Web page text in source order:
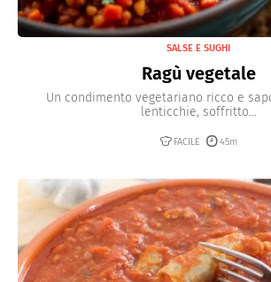
SALSE E SUGHI
Ragù vegetale
Un condimento vegetariano ricco e
lenticchie, soffritto...
FACILE 45m